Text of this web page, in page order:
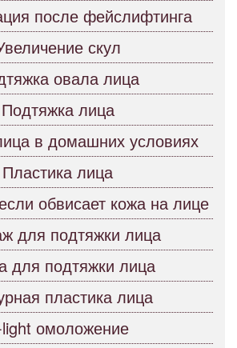
после фейслифтинга
скул
овала лица
Подтяжка лица
в домашних условиях
Пластика лица
обвисает кожа на лице
для подтяжки лица
для подтяжки лица
пластика лица
омоложение